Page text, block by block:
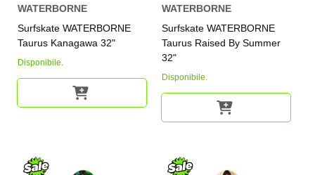
WATERBORNE
Surfskate WATERBORNE
Taurus Kanagawa 32"
Disponibile.
WATERBORNE
Surfskate WATERBORNE
Taurus Raised By Summer
32"
Disponibile.